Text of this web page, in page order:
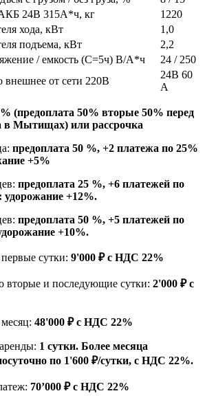
24В 315А*ч, кг
1220
хода, кВт
1,0
подъема, кВт
2,2
/ емкость (C=5ч) В/А*ч
24 / 250
внешнее от сети 220В
24В 60
А
(предоплата 50% вторые 50% перед
в Мытищах) или рассрочка
предоплата 50 %, +2 платежа по 25%
+5%
предоплата 25 %, +6 платежей по
удорожание +12%.
предоплата 50 %, +5 платежей по
+10%.
сутки: 9'000 ₽ с НДС 22%
вторые и последующие сутки: 2'000 ₽ с
48'000 ₽ с НДС 22%
1 сутки. Более месяца
по 1'600 ₽/сутки, с НДС 22%.
70’000 ₽ с НДС 22%